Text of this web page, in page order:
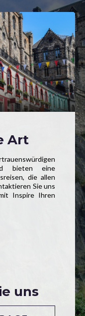
Art
bieten eine
die allen
Sie uns
Inspire Ihren
uns